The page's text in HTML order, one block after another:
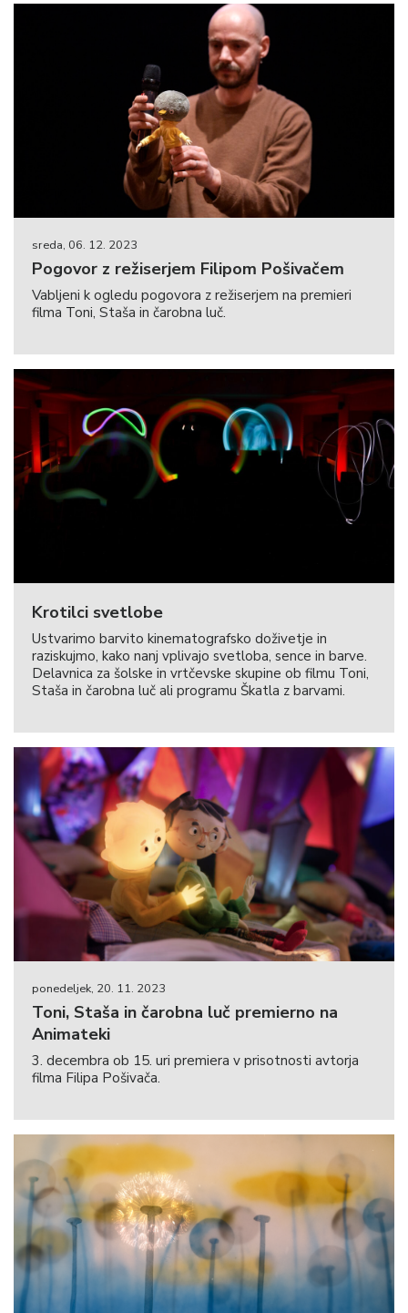
sreda, 06. 12. 2023
Pogovor z režiserjem Filipom Pošivačem
Vabljeni k ogledu pogovora z režiserjem na premieri
filma Toni, Staša in čarobna luč.
Krotilci svetlobe
Ustvarimo barvito kinematografsko doživetje in
raziskujmo, kako nanj vplivajo svetloba, sence in barve.
Delavnica za šolske in vrtčevske skupine ob filmu Toni,
Staša in čarobna luč ali programu Škatla z barvami.
ponedeljek, 20. 11. 2023
Toni, Staša in čarobna luč premierno na
Animateki
3. decembra ob 15. uri premiera v prisotnosti avtorja
filma Filipa Pošivača.